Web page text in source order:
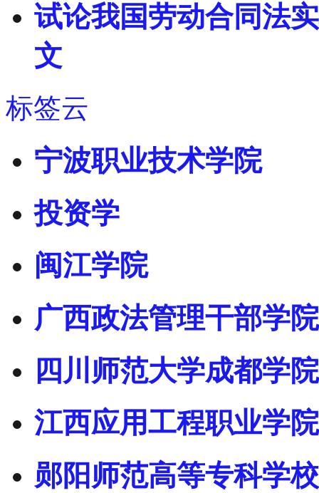
试论我国劳动合同法
文
标签云
宁波职业技术学院
投资学
闽江学院
广西政法管理干部学院
四川师范大学成都学院
江西应用工程职业学院
郧阳师范高等专科学校